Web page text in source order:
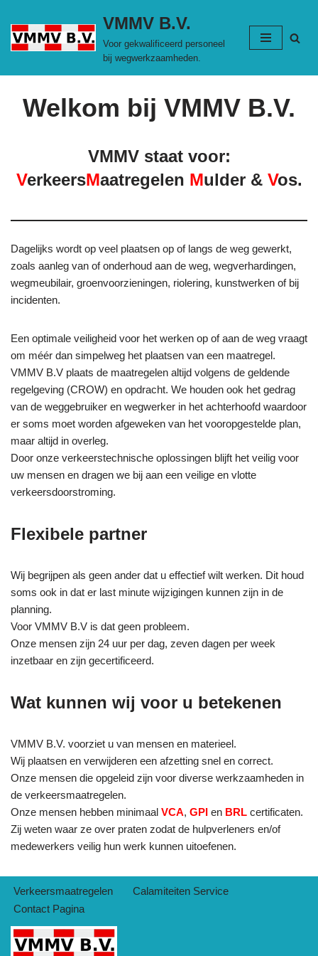
Ga
naar
VMMV B.V.
Voor gekwalificeerd personeel
bij wegwerkzaamheden.
Welkom bij VMMV B.V.
VMMV staat voor:
VerkeersMaatregelen Mulder & Vos.
Dagelijks wordt op veel plaatsen op of langs de weg gewerkt,
zoals aanleg van of onderhoud aan de weg, wegverhardingen,
wegmeubilair, groenvoorzieningen, riolering, kunstwerken of bij
incidenten.
Een optimale veiligheid voor het werken op of aan de weg vraagt
om méér dan simpelweg het plaatsen van een maatregel.
VMMV B.V plaats de maatregelen altijd volgens de geldende
regelgeving (CROW) en opdracht. We houden ook het gedrag
van de weggebruiker en wegwerker in het achterhoofd waardoor
er soms moet worden afgeweken van het vooropgestelde plan,
maar altijd in overleg.
Door onze verkeerstechnische oplossingen blijft het veilig voor
uw mensen en dragen we bij aan een veilige en vlotte
verkeersdoorstroming.
Flexibele partner
Wij begrijpen als geen ander dat u effectief wilt werken. Dit houd
soms ook in dat er last minute wijzigingen kunnen zijn in de
planning.
Voor VMMV B.V is dat geen probleem.
Onze mensen zijn 24 uur per dag, zeven dagen per week
inzetbaar en zijn gecertificeerd.
Wat kunnen wij voor u betekenen
VMMV B.V. voorziet u van mensen en materieel.
Wij plaatsen en verwijderen een afzetting snel en correct.
Onze mensen die opgeleid zijn voor diverse werkzaamheden in
de verkeersmaatregelen.
Onze mensen hebben minimaal VCA, GPI en BRL certificaten.
Zij weten waar ze over praten zodat de hulpverleners en/of
medewerkers veilig hun werk kunnen uitoefenen.
Verkeersmaatregelen
Calamiteiten Service
Contact Pagina